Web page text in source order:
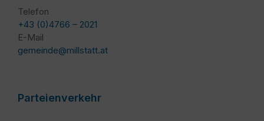
Telefon
+43 (0)4766 – 2021
E-Mail
gemeinde@millstatt.at
Parteienverkehr